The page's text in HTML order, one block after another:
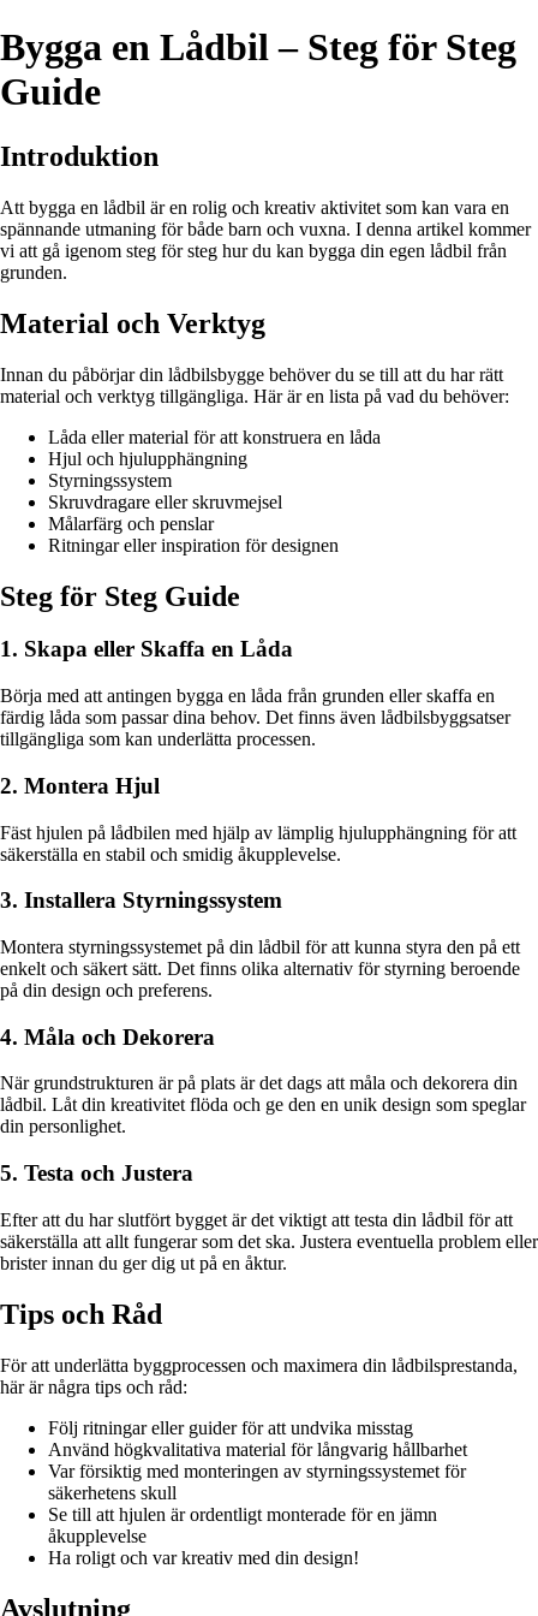
Bygga en Lådbil – Steg för Steg
Guide
Introduktion
Att bygga en lådbil är en rolig och kreativ aktivitet som kan vara en
spännande utmaning för både barn och vuxna. I denna artikel kommer
vi att gå igenom steg för steg hur du kan bygga din egen lådbil från
grunden.
Material och Verktyg
Innan du påbörjar din lådbilsbygge behöver du se till att du har rätt
material och verktyg tillgängliga. Här är en lista på vad du behöver:
Låda eller material för att konstruera en låda
Hjul och hjulupphängning
Styrningssystem
Skruvdragare eller skruvmejsel
Målarfärg och penslar
Ritningar eller inspiration för designen
Steg för Steg Guide
1. Skapa eller Skaffa en Låda
Börja med att antingen bygga en låda från grunden eller skaffa en
färdig låda som passar dina behov. Det finns även lådbilsbyggsatser
tillgängliga som kan underlätta processen.
2. Montera Hjul
Fäst hjulen på lådbilen med hjälp av lämplig hjulupphängning för att
säkerställa en stabil och smidig åkupplevelse.
3. Installera Styrningssystem
Montera styrningssystemet på din lådbil för att kunna styra den på ett
enkelt och säkert sätt. Det finns olika alternativ för styrning beroende
på din design och preferens.
4. Måla och Dekorera
När grundstrukturen är på plats är det dags att måla och dekorera din
lådbil. Låt din kreativitet flöda och ge den en unik design som speglar
din personlighet.
5. Testa och Justera
Efter att du har slutfört bygget är det viktigt att testa din lådbil för att
säkerställa att allt fungerar som det ska. Justera eventuella problem eller
brister innan du ger dig ut på en åktur.
Tips och Råd
För att underlätta byggprocessen och maximera din lådbilsprestanda,
här är några tips och råd:
Följ ritningar eller guider för att undvika misstag
Använd högkvalitativa material för långvarig hållbarhet
Var försiktig med monteringen av styrningssystemet för
säkerhetens skull
Se till att hjulen är ordentligt monterade för en jämn
åkupplevelse
Ha roligt och var kreativ med din design!
Avslutning